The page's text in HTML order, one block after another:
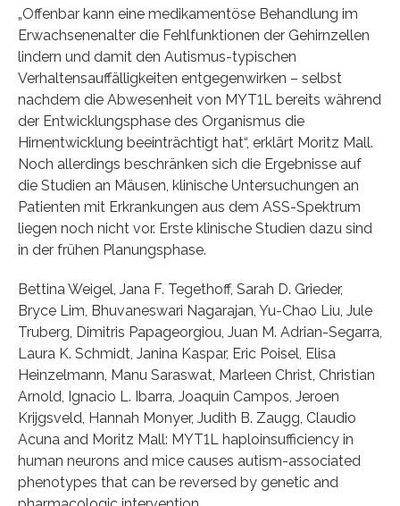
„Offenbar kann eine medikamentöse Behandlung im
Erwachsenenalter die Fehlfunktionen der Gehirnzellen
lindern und damit den Autismus-typischen
Verhaltensauffälligkeiten entgegenwirken – selbst
nachdem die Abwesenheit von MYT1L bereits während
der Entwicklungsphase des Organismus die
Hirnentwicklung beeinträchtigt hat“, erklärt Moritz Mall.
Noch allerdings beschränken sich die Ergebnisse auf
die Studien an Mäusen, klinische Untersuchungen an
Patienten mit Erkrankungen aus dem ASS-Spektrum
liegen noch nicht vor. Erste klinische Studien dazu sind
in der frühen Planungsphase.
Bettina Weigel, Jana F. Tegethoff, Sarah D. Grieder,
Bryce Lim, Bhuvaneswari Nagarajan, Yu-Chao Liu, Jule
Truberg, Dimitris Papageorgiou, Juan M. Adrian-Segarra,
Laura K. Schmidt, Janina Kaspar, Eric Poisel, Elisa
Heinzelmann, Manu Saraswat, Marleen Christ, Christian
Arnold, Ignacio L. Ibarra, Joaquin Campos, Jeroen
Krijgsveld, Hannah Monyer, Judith B. Zaugg, Claudio
Acuna and Moritz Mall: MYT1L haploinsufficiency in
human neurons and mice causes autism-associated
phenotypes that can be reversed by genetic and